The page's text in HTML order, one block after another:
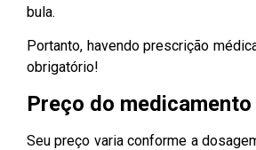
bula.
Portanto, havendo prescrição
obrigatório!
Preço do medicamento
Seu preço varia conforme a